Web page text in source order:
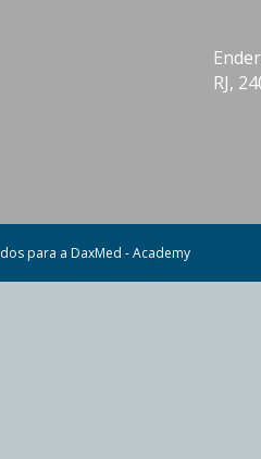
RJ,
para a DaxMed - Academy